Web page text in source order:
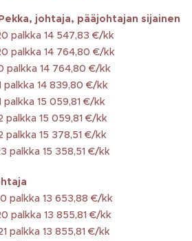
johtaja, pääjohtajan sijainen
palkka 14 547,83 €/kk
palkka 14 764,80 €/kk
palkka 14 764,80 €/kk
palkka 14 839,80 €/kk
palkka 15 059,81 €/kk
palkka 15 059,81 €/kk
palkka 15 378,51 €/kk
palkka 15 358,51 €/kk
palkka 13 653,88 €/kk
palkka 13 855,81 €/kk
palkka 13 855,81 €/kk